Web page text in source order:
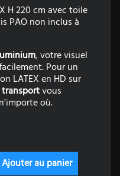
H 220 cm avec toile
PAO non inclus à
, votre visuel
Pour un
LATEX en HD sur
transportvous
où.